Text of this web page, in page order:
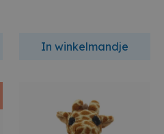
In winkelmandje